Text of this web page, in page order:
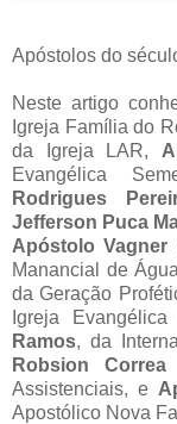
Apóstolos do
Neste artigo
Igreja Família do
da Igreja LAR,
Evangélica
Rodrigues
Jefferson Puca
Apóstolo Vagner
Manancial de
da Geração
Igreja
Ramos, da
Robsion Correa
Assistenciais, e
Apostólico Nova